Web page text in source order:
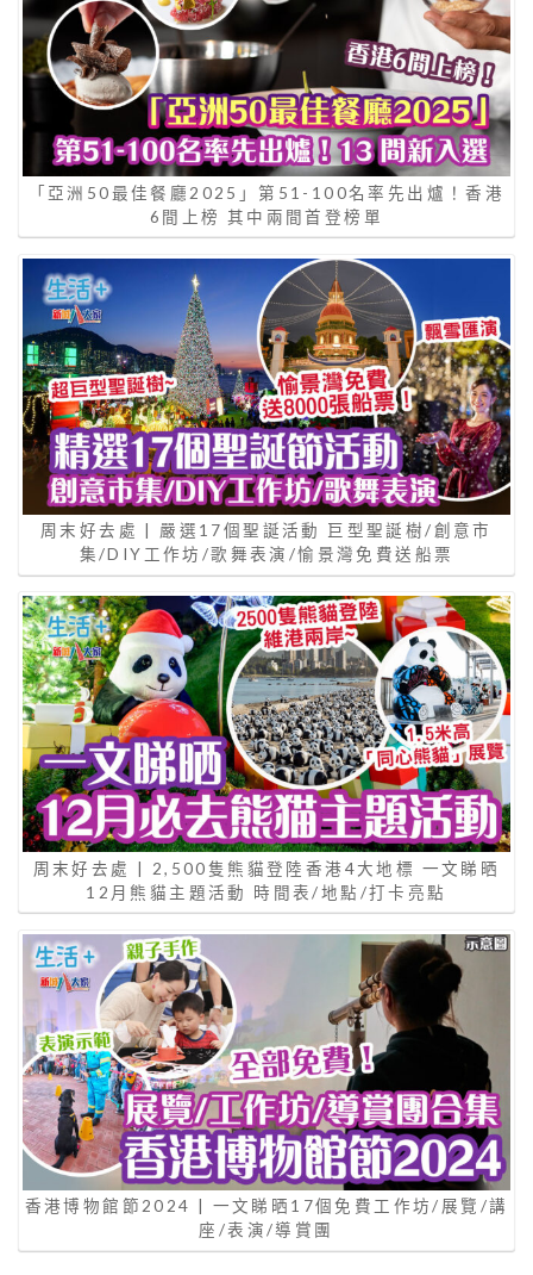
「亞洲50最佳餐廳2025」第51-100名率先出爐！香港
6間上榜 其中兩間首登榜單
周末好去處 | 嚴選17個聖誕活動 巨型聖誕樹/創意市
集/DIY工作坊/歌舞表演/愉景灣免費送船票
周末好去處 | 2,500隻熊貓登陸香港4大地標 一文睇晒
12月熊貓主題活動 時間表/地點/打卡亮點
香港博物館節2024 | 一文睇晒17個免費工作坊/展覽/講
座/表演/導賞團